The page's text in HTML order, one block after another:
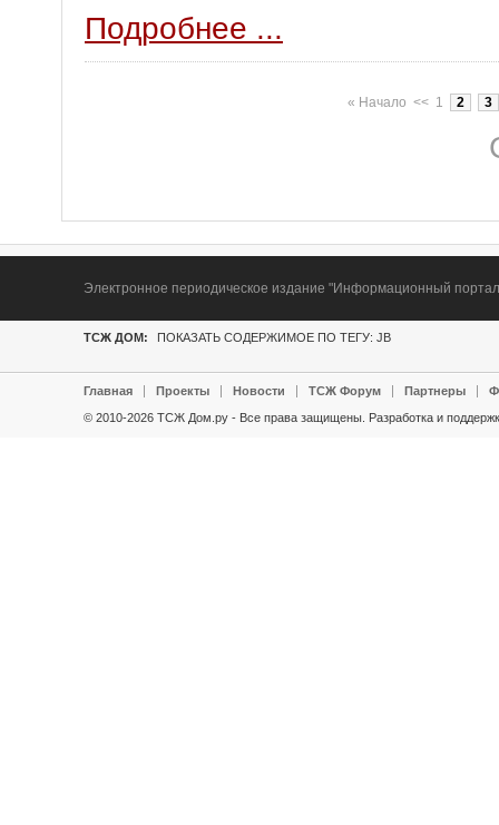
Подробнее ...
« Начало << 1 2 3
Электронное периодическое издание "Информационный
ТСЖ ДОМ: ПОКАЗАТЬ СОДЕРЖИМОЕ ПО ТЕГУ: JB
Главная Проекты Новости ТСЖ Форум Партнеры
© 2010-2026 ТСЖ Дом.ру - Все права защищены. Разработка и